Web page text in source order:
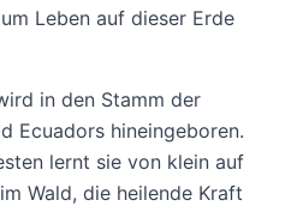
Leben auf dieser Erde
in den Stamm der
Ecuadors hineingeboren.
lernt sie von klein auf
Wald, die heilende Kraft